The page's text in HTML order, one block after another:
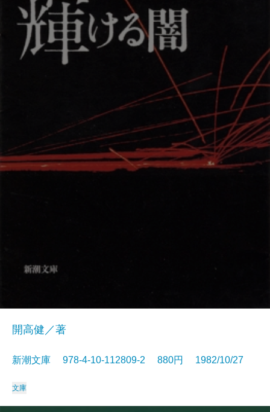
開高健／著
新潮文庫 978-4-10-112809-2 880円 1982/10/27
文庫